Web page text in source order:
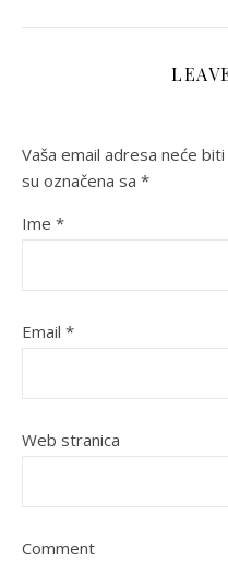
Vaša email adresa neće
su označena sa *
Ime *
Email *
Web stranica
Comment